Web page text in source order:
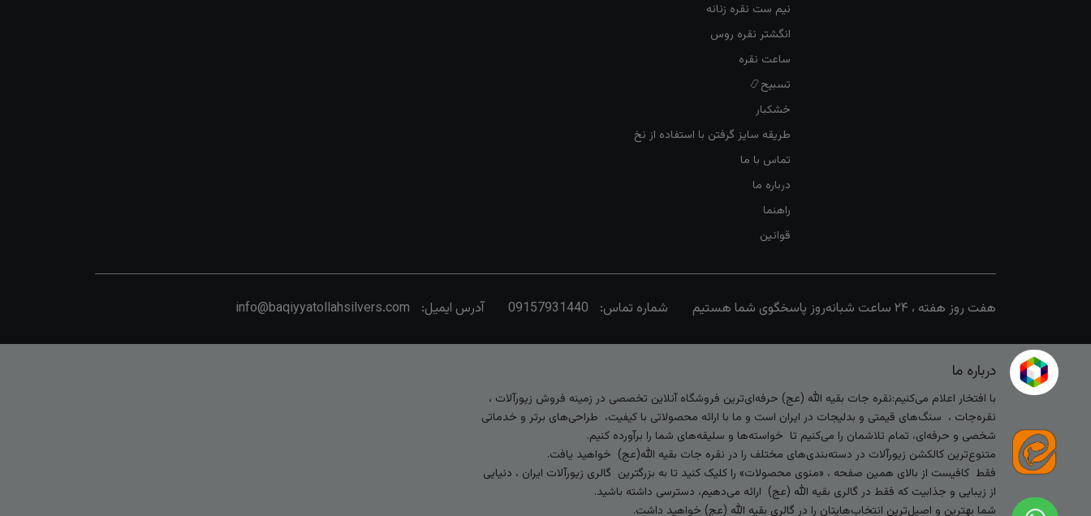
نیم ست نقره زنانه
انگشتر نقره روس
ساعت نقره
تسبیح📿
خشکبار
طریقه سایز گرفتن با استفاده از نخ
تماس با ما
درباره ما
راهنما
قوانین
هفت روز هفته ، ۲۴ ساعت شبانه‌روز پاسخگوی شما هستیم شماره تماس: 09157931440 آدرس ایمیل: info@baqiyyatollahsilvers.com
درباره ما
با افتخار اعلام می‌کنیم:نقره جات بقیه الله (عج) حرفه‌ای‌ترین فروشگاه آنلاین تخصصی در زمینه فروش زیورآلات ،
نقره‌جات ، سنگ‌های قیمتی و بدلیجات در ایران است و ما با ارائه محصولاتی با کیفیت، طراحی‌های برتر و خدماتی
شخصی و حرفه‌ای، تمام تلاشمان را می‌کنیم تا خواسته‌ها و سلیقه‌های شما را برآورده کنیم.
متنوع‌ترین کالکشن زیورآلات در دسته‌بندی‌های مختلف را در نقره جات بقیه الله(عج) خواهید یافت.
فقط کافیست از بالای همین صفحه ، «منوی محصولات» را کلیک کنید تا به بزرگترین گالری زیورآلات ایران ، دنیایی
از زیبایی و جذابیت که فقط در گالری بقیه الله (عج) ارائه می‌دهیم، دسترسی داشته باشید.
شما بهترین و اصیل‌ترین انتخاب‌هایتان را در گالری بقیه الله (عج) خواهید داشت.